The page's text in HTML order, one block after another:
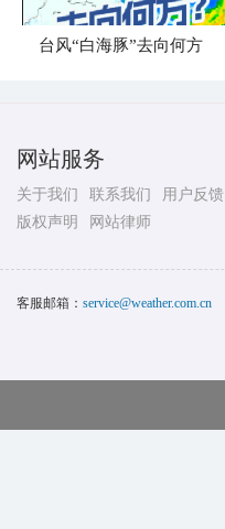
台风“白海豚”去向何方
网站服务
关于我们 联系我们
用户反馈
版权声明
网站律师
客服邮箱： service@weather.com.cn